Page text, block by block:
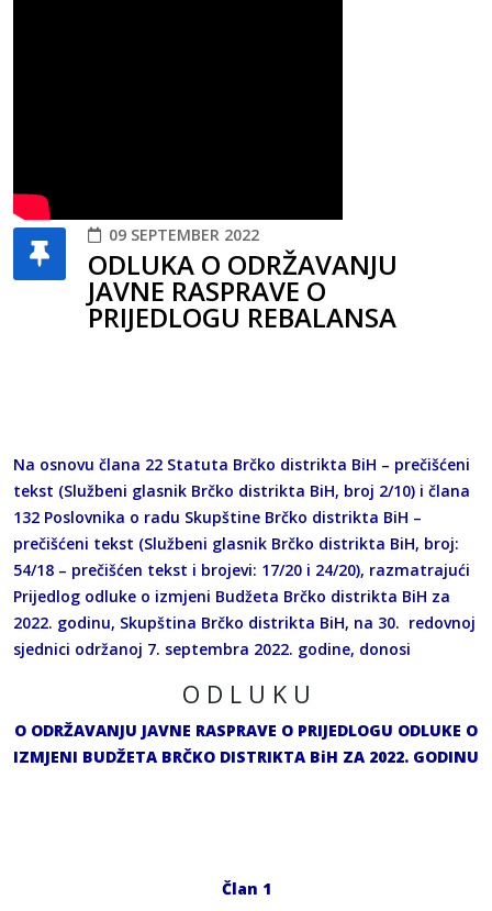
09 SEPTEMBER 2022
ODLUKA O ODRŽAVANJU
JAVNE RASPRAVE O
PRIJEDLOGU REBALANSA
Na osnovu člana 22 Statuta Brčko distrikta BiH – prečišćeni
tekst (Službeni glasnik Brčko distrikta BiH, broj 2/10) i člana
132 Poslovnika o radu Skupštine Brčko distrikta BiH –
prečišćeni tekst (Službeni glasnik Brčko distrikta BiH, broj:
54/18 – prečišćen tekst i brojevi: 17/20 i 24/20), razmatrajući
Prijedlog odluke o izmjeni Budžeta Brčko distrikta BiH za
2022. godinu, Skupština Brčko distrikta BiH, na 30. redovnoj
sjednici održanoj 7. septembra 2022. godine, donosi
O D L U K U
O ODRŽAVANJU JAVNE RASPRAVE O PRIJEDLOGU ODLUKE O
IZMJENI BUDŽETA BRČKO DISTRIKTA BiH ZA 2022. GODINU
Član 1